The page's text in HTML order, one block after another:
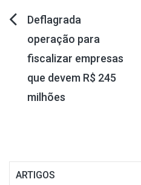
Navegação
de
Post
Deflagrada
operação para
fiscalizar empresas
que devem R$ 245
milhões
ARTIGOS